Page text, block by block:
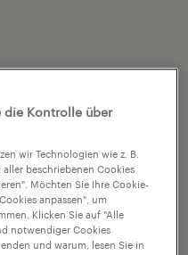
die Kontrolle über
wir Technologien wie z. B.
beschriebenen Cookies
Möchten Sie Ihre Cookie-
anpassen", um
Klicken Sie auf "Alle
notwendiger Cookies
und warum, lesen Sie in